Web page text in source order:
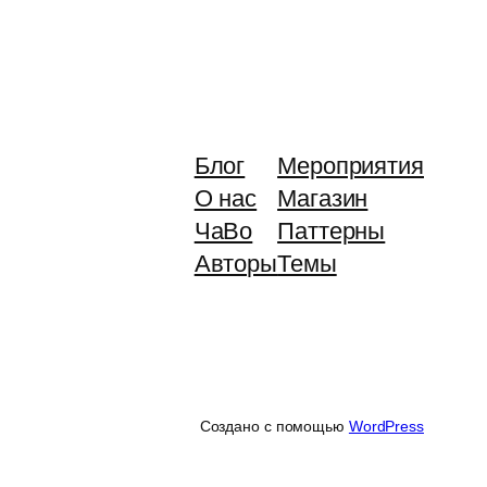
Блог
О нас
ЧаВо
Авторы
Мероприятия
Магазин
Паттерны
Темы
Создано с помощью WordPress